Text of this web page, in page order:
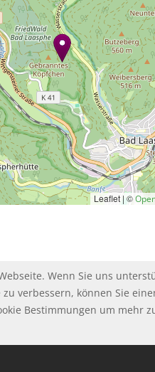
Leaflet | ©
Wenn Sie uns
verbessern, können Sie
Bestimmungen um mehr